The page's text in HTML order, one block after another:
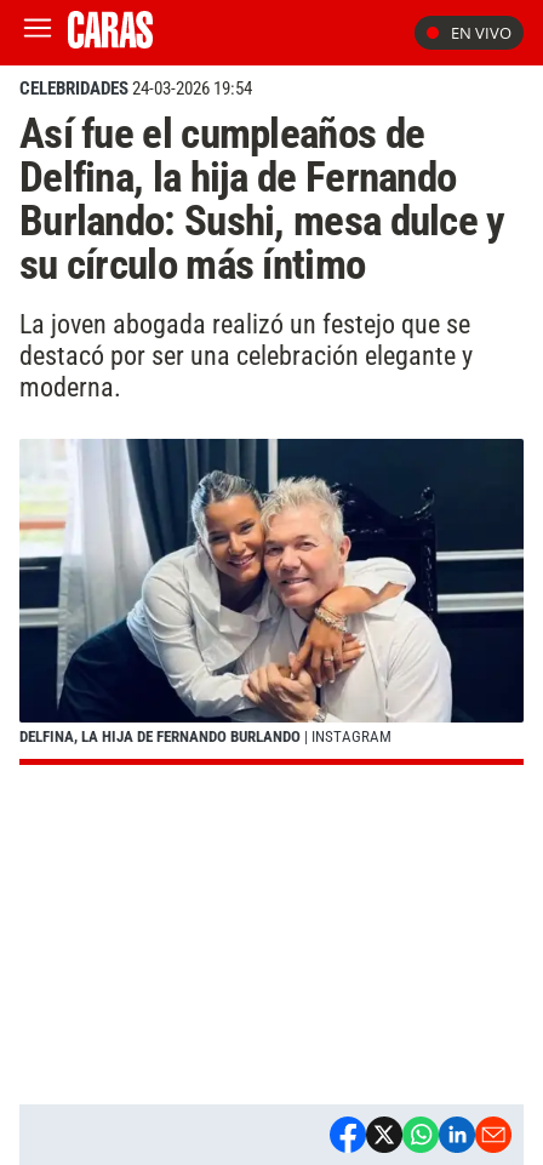
EN VIVO
CELEBRIDADES24-03-2026 19:54
Así fue el cumpleaños de
Delfina, la hija de Fernando
Burlando: Sushi, mesa dulce y
su círculo más íntimo
La joven abogada realizó un festejo que se
destacó por ser una celebración elegante y
moderna.
DELFINA, LA HIJA DE FERNANDO BURLANDO | INSTAGRAM